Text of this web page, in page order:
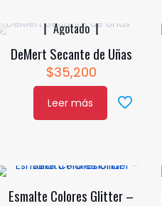
Agotado
DeMert Secante de Uñas
$35,200
Leer más
Esmalte Colores Glitter –